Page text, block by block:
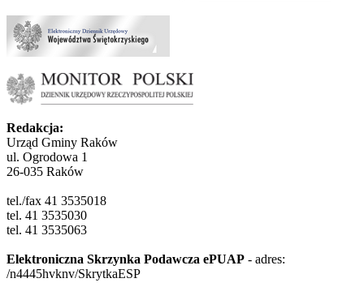
Redakcja:
Urząd Gminy Raków
ul. Ogrodowa 1
26-035 Raków
tel./fax 41 3535018
tel. 41 3535030
tel. 41 3535063
Elektroniczna Skrzynka Podawcza ePUAP - adres:
/n4445hvknv/SkrytkaESP